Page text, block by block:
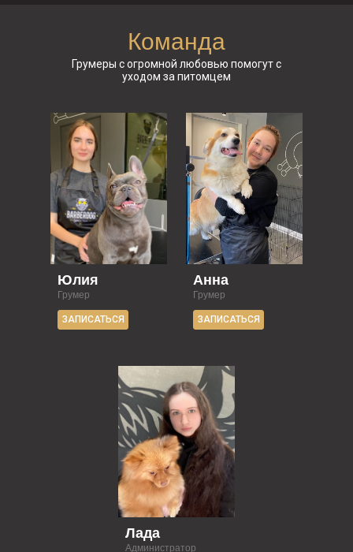
Команда
Грумеры с огромной любовью помогут с
уходом за питомцем
Грумер
Анна
ЗАПИСАТЬСЯ
Грумер
Юлия
ЗАПИСАТЬСЯ
Администратор
Лада